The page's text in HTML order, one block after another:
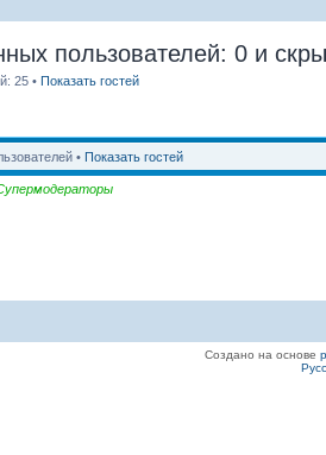
пользователей: 0 и
25 • Показать гостей
• Показать гостей
Создано на основе